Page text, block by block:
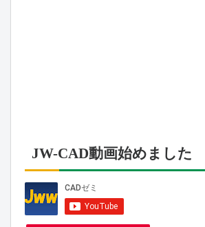
JW-CAD動画始めました